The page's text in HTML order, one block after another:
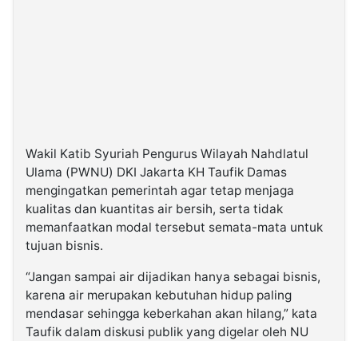
Wakil Katib Syuriah Pengurus Wilayah Nahdlatul
Ulama (PWNU) DKI Jakarta KH Taufik Damas
mengingatkan pemerintah agar tetap menjaga
kualitas dan kuantitas air bersih, serta tidak
memanfaatkan modal tersebut semata-mata untuk
tujuan bisnis.
“Jangan sampai air dijadikan hanya sebagai bisnis,
karena air merupakan kebutuhan hidup paling
mendasar sehingga keberkahan akan hilang,” kata
Taufik dalam diskusi publik yang digelar oleh NU